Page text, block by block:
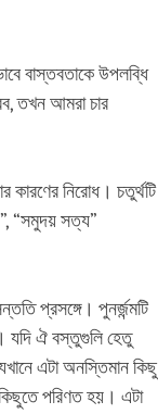
বাস্তবতাকে উপলব্ধি
তখন আমরা চার
কারণের নিরোধ। চতুর্থটি
“সমুদয় সত্য”
প্রসঙ্গে। পুনর্জন্মটি
যদি ঐ বস্তুগুলি হেতু
এটা অনস্তিমান কিছু
পরিণত হয়। এটা